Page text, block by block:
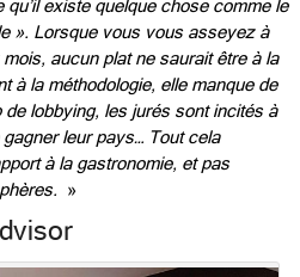
existe quelque chose comme le
». Lorsque vous vous asseyez à
aucun plat ne saurait être à la
à la méthodologie, elle manque de
lobbying, les jurés sont incités à
leur pays… Tout cela
à la gastronomie, et pas
»